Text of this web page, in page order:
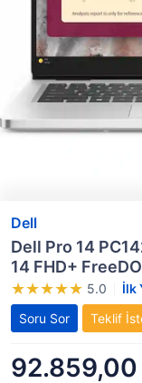
Dell
Dell Pro 14
14 FHD+
5.0
İlk
Soru Sor
Teklif
92.859,00